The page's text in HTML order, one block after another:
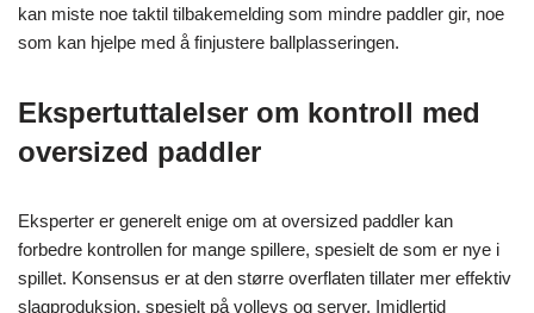
kan miste noe taktil tilbakemelding som mindre paddler gir, noe
som kan hjelpe med å finjustere ballplasseringen.
Ekspertuttalelser om kontroll med
oversized paddler
Eksperter er generelt enige om at oversized paddler kan
forbedre kontrollen for mange spillere, spesielt de som er nye i
spillet. Konsensus er at den større overflaten tillater mer effektiv
slagproduksjon, spesielt på volleys og server. Imidlertid